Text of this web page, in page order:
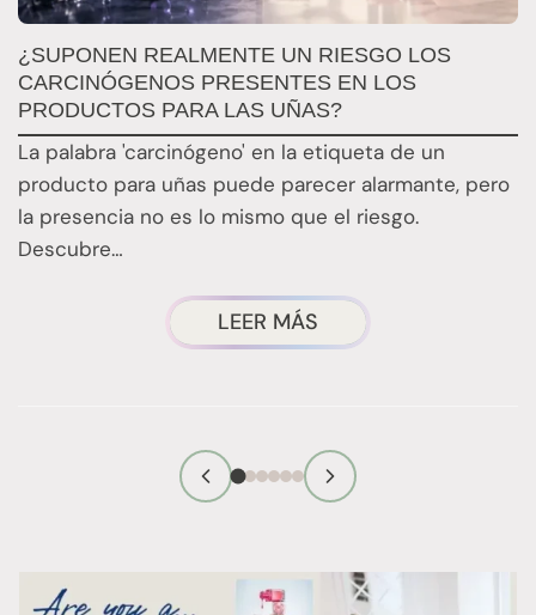
¿SUPONEN REALMENTE UN RIESGO LOS
CARCINÓGENOS PRESENTES EN LOS
PRODUCTOS PARA LAS UÑAS?
La palabra 'carcinógeno' en la etiqueta de un
producto para uñas puede parecer alarmante, pero
la presencia no es lo mismo que el riesgo.
Descubre…
LEER MÁS ¿SUPONEN
REALMENTE
LOS
PRODUCTOS
UÑAS